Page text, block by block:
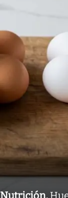
Nutrición.